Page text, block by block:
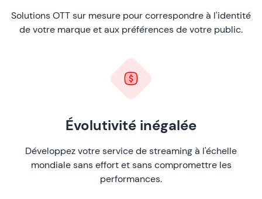
Solutions OTT sur mesure pour correspondre à l'identité
de votre marque et aux préférences de votre public.
Évolutivité inégalée
Développez votre service de streaming à l'échelle
mondiale sans effort et sans compromettre les
performances.